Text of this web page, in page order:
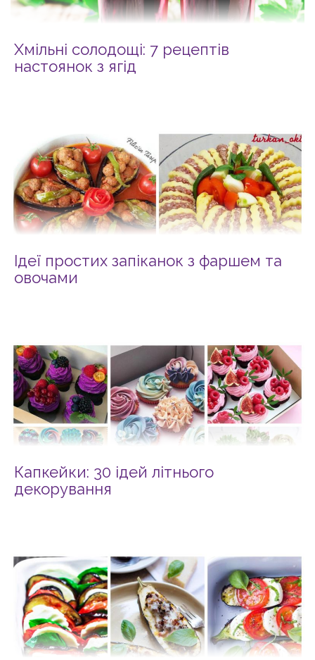
Хмільні солодощі: 7 рецептів
настоянок з ягід
Ідеї простих запіканок з фаршем та
овочами
Капкейки: 30 ідей літнього
декорування